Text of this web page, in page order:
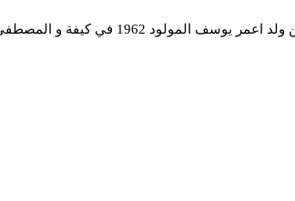
1962 في كيفة و المصطفي ولد سيد